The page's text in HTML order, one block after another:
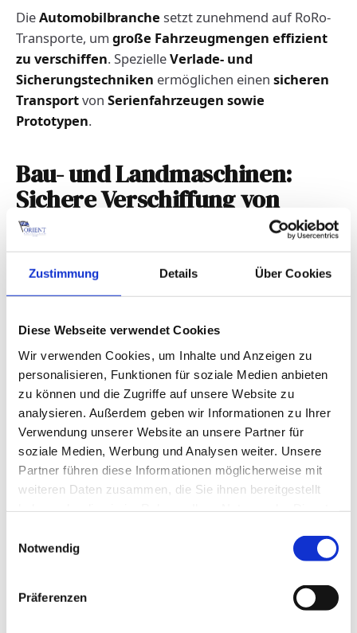
Zustimmung Details Über Cookies
Diese Webseite verwendet Cookies
Wir verwenden Cookies, um Inhalte und Anzeigen zu
personalisieren, Funktionen für soziale Medien anbieten
zu können und die Zugriffe auf unsere Website zu
analysieren. Außerdem geben wir Informationen zu Ihrer
Verwendung unserer Website an unsere Partner für
soziale Medien, Werbung und Analysen weiter. Unsere
Partner führen diese Informationen möglicherweise mit
weiteren Daten zusammen, die Sie ihnen bereitgestellt
Notwendig
Präferenzen
DieAutomobilbranche setzt zunehmend auf RoRo-
Transporte, um große Fahrzeugmengen effizient
zu verschiffen. SpezielleVerlade- und
Sicherungstechniken ermöglichen einen sicheren
Transportvon Serienfahrzeugen sowie
Prototypen.
Bau- und Landmaschinen:
Sichere Verschiffung von
Schwerlast- und
Spezialfahrzeugen
GroßeBaumaschinen oder Agrarfahrzeugestellen
IndividuelleRoRo-Lösungenermöglichen es, diese
ohne sie zerlegen zu müssen
Projektlogistik: Transport von
übergroßen und sensiblen
Maschinen oder
Infrastrukturkomponenten
komplexen Infrastrukturprojekten
empfindlichen Maschinen
erfordern. Hier sind
detaillierte Planung und speziell ausgestattete